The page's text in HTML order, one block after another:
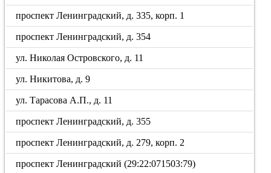
проспект Ленинградский, д. 335, корп. 1
проспект Ленинградский, д. 354
ул. Николая Островского, д. 11
ул. Никитова, д. 9
ул. Тарасова А.П., д. 11
проспект Ленинградский, д. 355
проспект Ленинградский, д. 279, корп. 2
проспект Ленинградский (29:22:071503:79)